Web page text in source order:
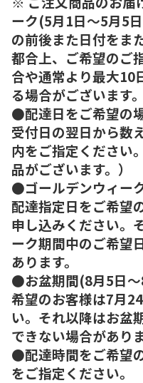
ーク(5月1日～5月5
の前後また日付をま
都合上、ご希望のご
合や通常より最大10
る場合がございます
●配達日をご希望の
受付日の翌日から数
内をご指定ください
品がございます。）
●ゴールデンウィー
配達指定日をご希望
申し込みください。
ーク期間中のご希望
あります。
●お盆期間(8月5日
希望のお客様は7月
い。それ以降はお盆
できない場合がありま
●配達時間をご希望
をご指定ください。